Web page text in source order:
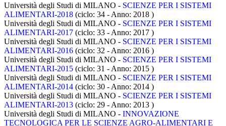
Università degli Studi di MILANO - SCIENZE PER I SISTEMI
ALIMENTARI-2018 (ciclo: 34 - Anno: 2018 )
Università degli Studi di MILANO - SCIENZE PER I SISTEMI
ALIMENTARI-2017 (ciclo: 33 - Anno: 2017 )
Università degli Studi di MILANO - SCIENZE PER I SISTEMI
ALIMENTARI-2016 (ciclo: 32 - Anno: 2016 )
Università degli Studi di MILANO - SCIENZE PER I SISTEMI
ALIMENTARI-2015 (ciclo: 31 - Anno: 2015 )
Università degli Studi di MILANO - SCIENZE PER I SISTEMI
ALIMENTARI-2014 (ciclo: 30 - Anno: 2014 )
Università degli Studi di MILANO - SCIENZE PER I SISTEMI
ALIMENTARI-2013 (ciclo: 29 - Anno: 2013 )
Università degli Studi di MILANO - INNOVAZIONE
TECNOLOGICA PER LE SCIENZE AGRO-ALIMENTARI E